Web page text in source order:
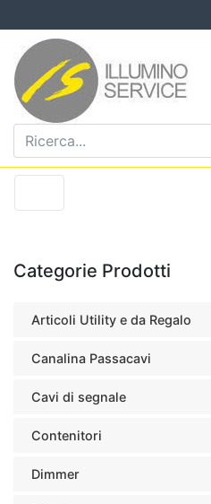
Categorie Prodotti
Articoli Utility e da Regalo
Canalina Passacavi
Cavi di segnale
Contenitori
Dimmer